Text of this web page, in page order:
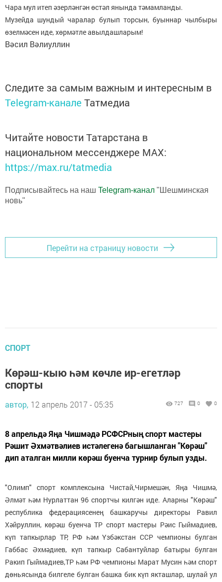
Чара мул итеп әзерләнгән өстәл янында тәмамланды.
Музейда шундый чаралар булып торсын, буыннар чылбыры
өзелмәсен иде, хөрмәтле авылдашларым!
Вәсил Вәлиуллин
Следите за самым важным и интересным в
Telegram-канале Татмедиа
Читайте новости Татарстана в
национальном мессенджере MАХ:
https://max.ru/tatmedia
Подписывайтесь на наш Telegram-канал "Шешминская
новь"
Перейти на страницу новости
СПОРТ
Көрәш-кыю һәм көчле ир-егетләр
спорты
автор, 12 апрель 2017 - 05:35 727 0 0
8 апрельдә Яңа Чишмәдә РСФСРның спорт мастеры
Рәшит Әхмәтвәлиев истәлегенә багышланган "Көрәш"
дип аталган милли көрәш буенча турнир булып узды.
"Олимп" спорт комплексына Чистай,Чирмешән, Яңа Чишмә,
Әлмәт һәм Нурлаттан 96 спортчы килгән иде. Аларны "Көрәш"
республика федерациясенең башкаручы директоры Равил
Хәйруллин, көрәш буенча ТР спорт мастеры Рәис Гыймадиев,
күп тапкырлар ТР, РФ һәм Үзбәкстан ССР чемпионы булган
Габбас Әхмәдиев, күп тапкыр Сабантуйлар батыры булган
Ракип Гыймадиев,ТР һәм РФ чемпионы Марат Мусин һәм спорт
дөньясында билгеле булган башка бик күп якташлар, шулай ул